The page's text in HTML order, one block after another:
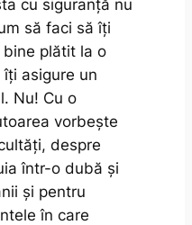
cu siguranță nu
să faci să îți
plătit la o
asigure un
Nu! Cu o
vorbește
despre
într-o dubă și
și pentru
în care